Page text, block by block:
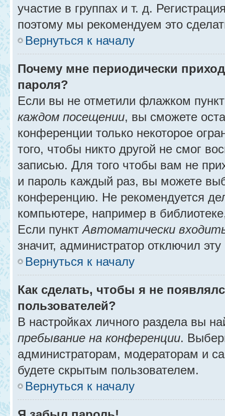
участие в группах и т. д.
поэтому мы рекомендуем это
Вернуться к началу
Почему мне периодически
пароля?
Если вы не отметили флажком
каждом посещении, вы сможете
конференции только некоторое
того, чтобы никто другой не смог
записью. Для того чтобы вам не
и пароль каждый раз, вы можете
конференцию. Не рекомендуется
компьютере, например в
Если пунктАвтоматически
значит, администратор отключил
Вернуться к началу
Как сделать, чтобы я не
пользователей?
В настройках личного раздела вы
пребывание на конференции.
администраторам, модераторам и
будете скрытым пользователем.
Вернуться к началу